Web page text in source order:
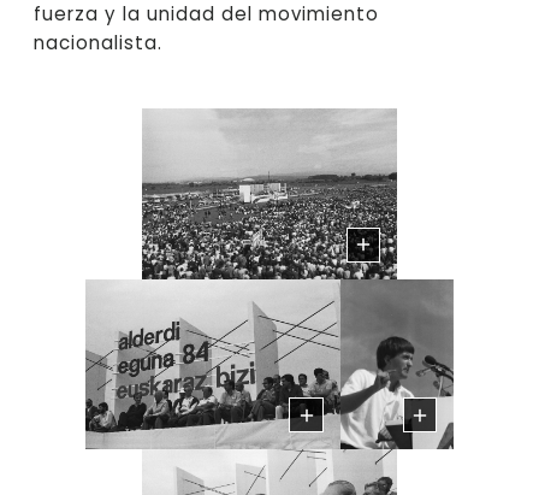
fuerza y la unidad del movimiento
nacionalista.